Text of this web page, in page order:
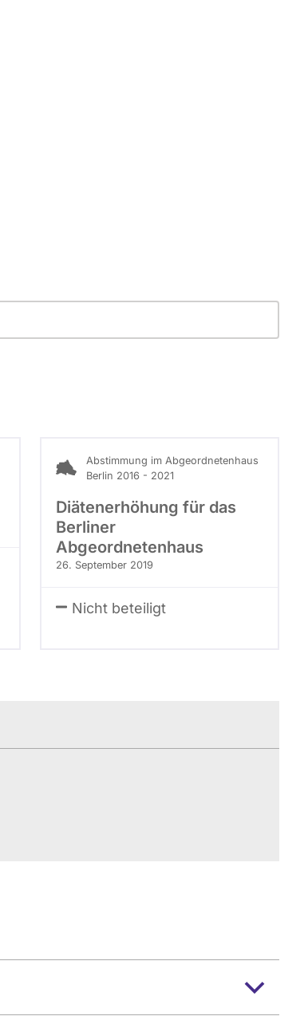
Abstimmung im Abgeordnetenhaus
Berlin 2016 - 2021
Diätenerhöhung für das
Berliner
Abgeordnetenhaus
26. September 2019
Nicht beteiligt